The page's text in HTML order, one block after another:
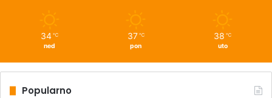
34 ℃
ned
37 ℃
pon
38 ℃
uto
Popularno